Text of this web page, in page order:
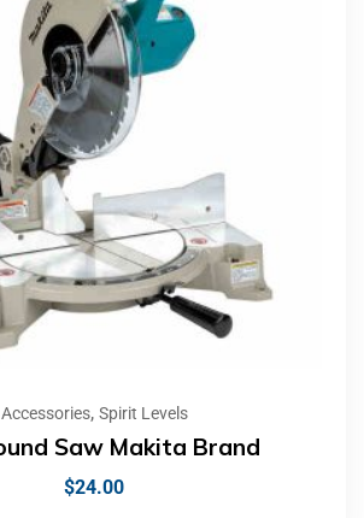
Accessories, Spirit Levels
Saw Makita Brand
$24.00